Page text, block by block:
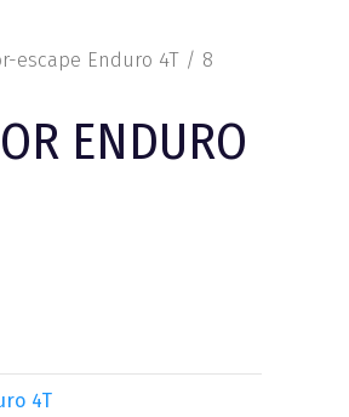
escape Enduro 4T / 8
ENDURO
4T